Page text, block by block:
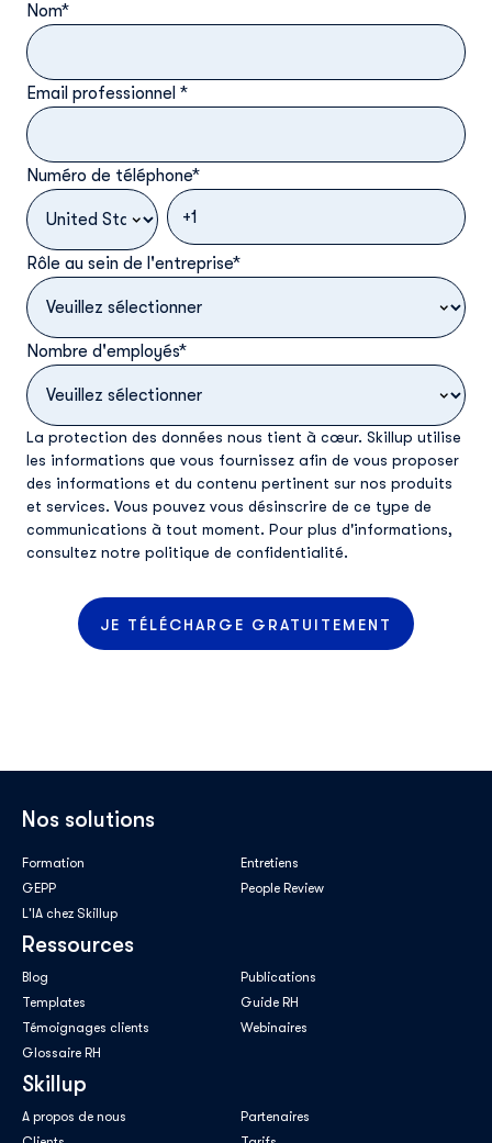
Nom*
Email professionnel *
Numéro de téléphone*
Rôle au sein de l'entreprise*
Nombre d'employés*
La protection des données nous tient à cœur. Skillup utilise
les informations que vous fournissez afin de vous proposer
des informations et du contenu pertinent sur nos produits
et services. Vous pouvez vous désinscrire de ce type de
communications à tout moment. Pour plus d'informations,
consultez notre politique de confidentialité.
Nos solutions
Formation
Entretiens
GEPP
People Review
L'IA chez Skillup
Ressources
Blog
Publications
Templates
Guide RH
Témoignages clients
Webinaires
Glossaire RH
Skillup
A propos de nous
Partenaires